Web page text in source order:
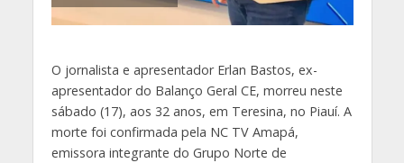
O jornalista e apresentador Erlan Bastos, ex-
apresentador do Balanço Geral CE, morreu neste
sábado (17), aos 32 anos, em Teresina, no Piauí. A
morte foi confirmada pela NC TV Amapá,
emissora integrante do Grupo Norte de